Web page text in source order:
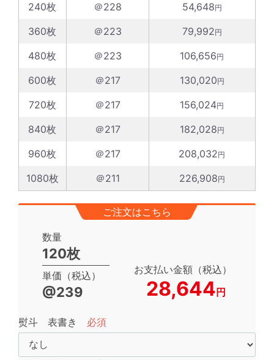
240枚 ＠228 54,648円
360枚 ＠223 79,992円
480枚 ＠223 106,656円
600枚 ＠217 130,020円
720枚 ＠217 156,024円
840枚 ＠217 182,028円
960枚 ＠217 208,032円
1080枚 ＠211 226,908円
ご注文はこちら
数量
120枚
単価（税込）
@239
お支払い金額（税込）
28,644 円
熨斗 表書き 必須